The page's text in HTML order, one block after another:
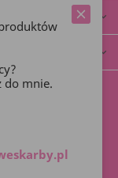


Skarby
do mnie.